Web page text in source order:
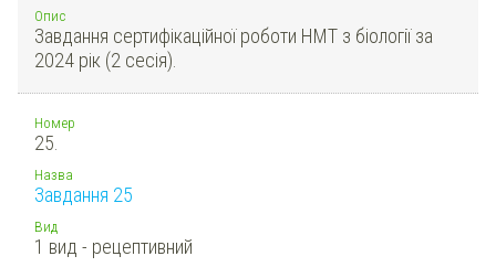
Опис
Завдання сертифікаційної роботи НМТ з біології за
2024 рік (2 сесія).
Номер
25.
Назва
Завдання 25
Вид
1 вид - рецептивний